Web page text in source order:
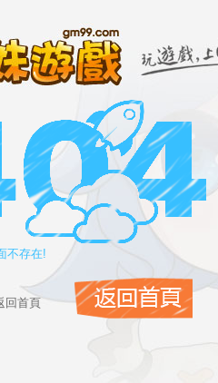
不存在!
回首頁